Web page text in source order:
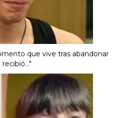
que vive tras abandonar